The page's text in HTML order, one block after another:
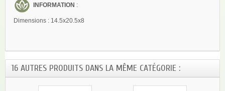
INFORMATION :
Dimensions : 14.5x20.5x8
16 AUTRES PRODUITS DANS LA MÊME CATÉGORIE :